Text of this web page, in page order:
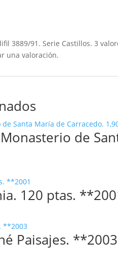
3889/91. Serie Castillos. 3
una valoración.
de
120 ptas.
Paisajes. **2003